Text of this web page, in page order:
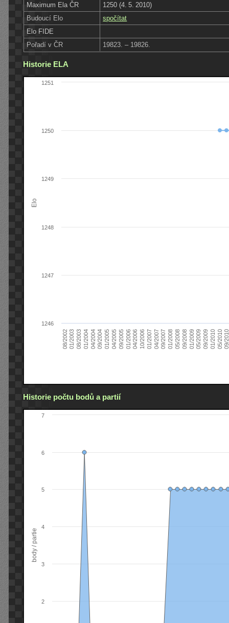
Maximum Ela ČR
1250 (4. 5. 2010)
Budoucí Elo
spočítat
Elo FIDE
Pořadí v ČR
19823. – 19826.
Historie ELA
Elo
08/200201/200308/200301/200404/200409/200401/200504/200509/200501/200604/200610/200601/200704/200709/200701/200805/200809/200801/200905/200909/200901/201005/201009/
1247
1248
1249
1250
1246
1251
Historie počtu bodů a partií
body / partie
2
3
4
5
6
7